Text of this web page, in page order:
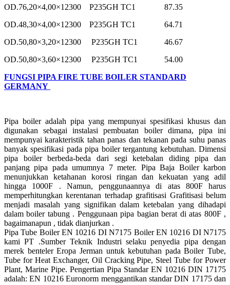
OD.76,20×4,00×12300 P235GH TC1 87.35
OD.48,30×4,00×12300 P235GH TC1 64.71
OD.50,80×3,20×12300 P235GH TC1 46.67
OD.50,80×3,60×12300 P235GH TC1 54.00
FUNGSI PIPA FIRE TUBE BOILER STANDARD
GERMANY
Pipa boiler adalah pipa yang mempunyai spesifikasi khusus dan
digunakan sebagai instalasi pembuatan boiler dimana, pipa ini
mempunyai karakteristik tahan panas dan tekanan pada suhu panas
banyak spesifikasi pada pipa boiler tergantung kebutuhan. Dimensi
pipa boiler berbeda-beda dari segi ketebalan diding pipa dan
panjang pipa pada umumnya 7 meter. Pipa Baja Boiler karbon
menunjukkan ketahanan korosi ringan dan kekuatan yang adil
hingga 1000F . Namun, penggunaannya di atas 800F harus
memperhitungkan kerentanan terhadap grafitisasi Grafitisasi belum
menjadi masalah yang signifikan dalam ketebalan yang dihadapi
dalam boiler tabung . Penggunaan pipa bagian berat di atas 800F ,
bagaimanapun , tidak dianjurkan .
Pipa Tube Boiler EN 10216 DI N7175 Boiler EN 10216 DI N7175
kami PT .Sumber Teknik Industri selaku penyedia pipa dengan
merek benteler Eropa Jerman untuk kebutuhan pada Boiler Tube,
Tube for Heat Exchanger, Oil Cracking Pipe, Steel Tube for Power
Plant, Marine Pipe. Pengertian Pipa Standar EN 10216 DIN 17175
adalah: EN 10216 Euronorm menggantikan standar DIN 17175 dan